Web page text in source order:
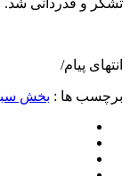
تشکر و قدردانی شد.
انتهای پیام/
برچسب ها : بخش